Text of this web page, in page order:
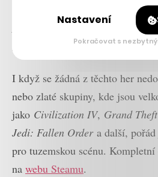
Euro
. Ty
respektive bronzové kategorii.
I když se žádná z těchto her
nebo zlaté skupiny, kde jsou
jako Civilization IV, Grand
Jedi: Fallen Order a další,
pro tuzemskou scénu.
na webu Steamu.
Nastavení
Pokračovat s